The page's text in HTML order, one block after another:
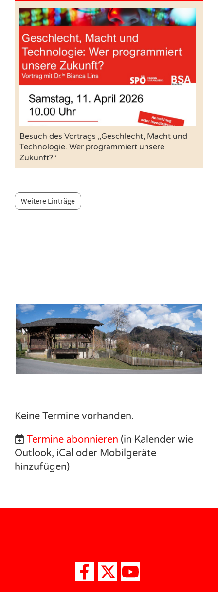
Besuch des Vortrags „Geschlecht, Macht und
Technologie. Wer programmiert unsere
Zukunft?“
Weitere Einträge
Keine Termine vorhanden.
Termine abonnieren (in Kalender wie
Outlook, iCal oder Mobilgeräte
hinzufügen)